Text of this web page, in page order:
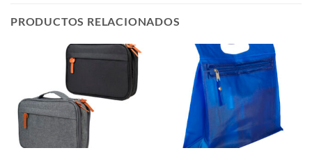
opciones
página
de
producto
opciones
página
producto
PRODUCTOS RELACIONADOS